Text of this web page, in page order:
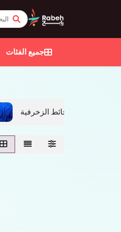
جميع الفئات
لوحات الحائط الزخرفية